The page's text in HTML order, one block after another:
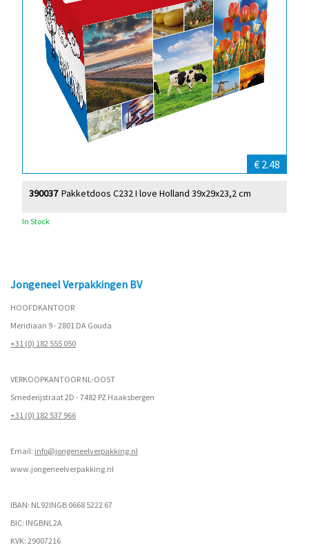
€ 2.48
Pakketdoos C232 I love Holland 39x29x23,2 cm
390037
In Stock
Jongeneel Verpakkingen BV
HOOFDKANTOOR
Meridiaan 9 - 2801 DA Gouda
+31 (0) 182 555 050
VERKOOPKANTOOR NL-OOST
Smederijstraat 2D - 7482 PZ Haaksbergen
+31 (0) 182 537 966
Email: info@jongeneelverpakking.nl
www.jongeneelverpakking.nl
IBAN: NL92INGB 0668 5222 67
BIC: INGBNL2A
KVK: 29007216